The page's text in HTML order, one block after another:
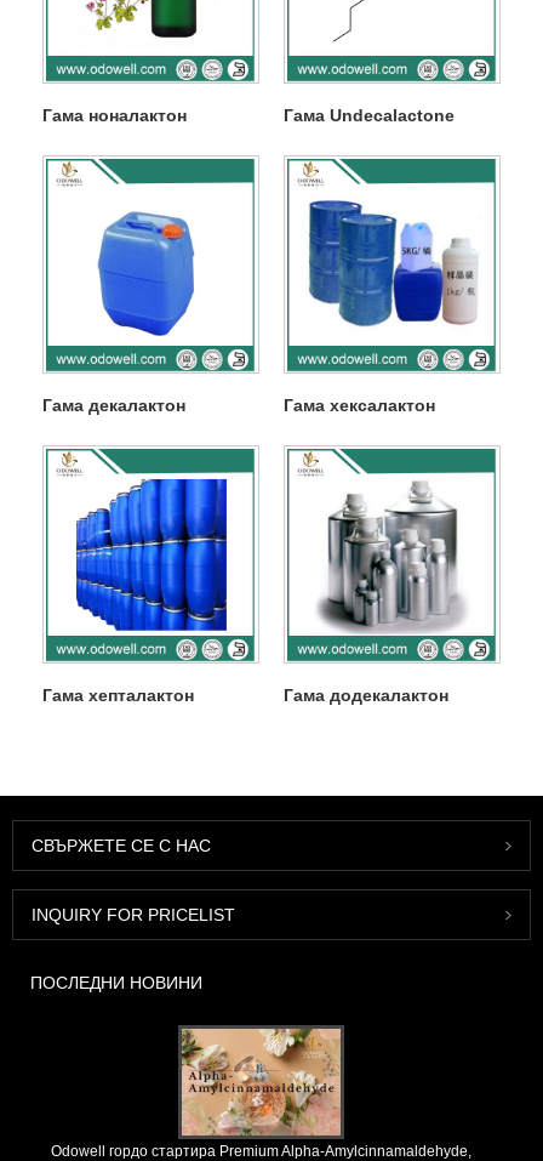
Гама ноналактон Гама Undecalactone
Гама декалактон Гама хексалактон
Гама хепталактон Гама додекалактон
СВЪРЖЕТЕ СЕ С НАС
INQUIRY FOR PRICELIST
ПОСЛЕДНИ НОВИНИ
Odowell гордо стартира Premium Alpha-Amylcinnamaldehyde,